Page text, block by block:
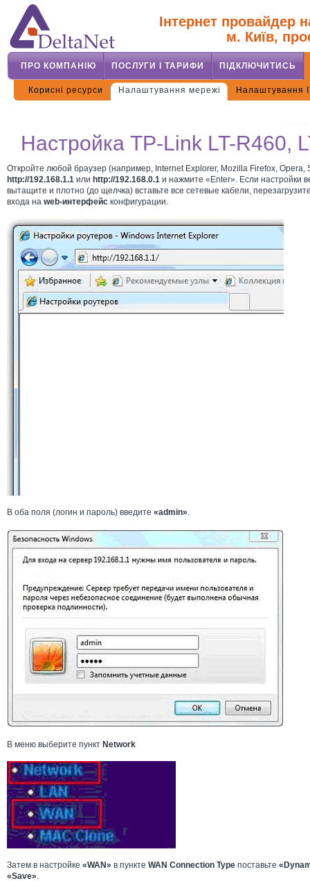
Інтернет провайдер
м. Київ,
ПРО КОМПАНІЮ ПОСЛУГИ І ТАРИФИ ПІДКЛЮЧИТИСЬ
Корисні ресурси Налаштування мережі Налаштування
Настройка TP-Link LT-R460,
Откройте любой браузер (например, Internet Explorer, Mozilla Firefox, Opera,
http://192.168.1.1 или http://192.168.0.1 и нажмите «Enter». Если настройки
вытащите и плотно (до щелчка) вставьте все сетевые кабели,
входа на web-интерфейс конфигурации.
В оба поля (логин и пароль) введите «admin».
В меню выберите пункт Network
Затем в настройке «WAN» в пункте WAN Connection Type поставьте
«Save».